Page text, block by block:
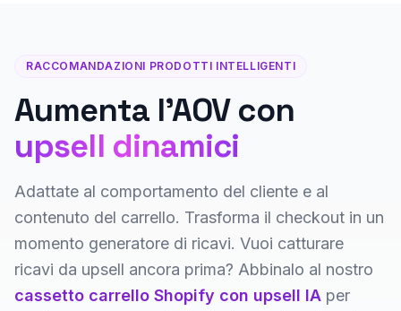
RACCOMANDAZIONI PRODOTTI INTELLIGENTI
Aumenta l'AOV con
upsell dinamici
Adattate al comportamento del cliente e al
contenuto del carrello. Trasforma il checkout in un
momento generatore di ricavi. Vuoi catturare
ricavi da upsell ancora prima? Abbinalo al nostro
cassetto carrello Shopify con upsell IA per